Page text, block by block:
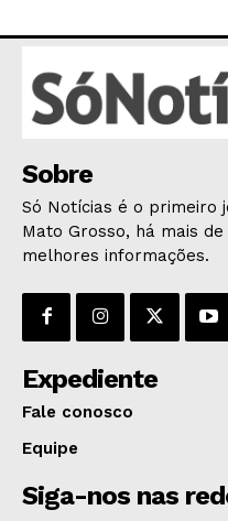
AGRONOTÍCIAS
Sobre
Só Notícias é o primeiro
Mato Grosso, há mais
melhores informações.
Expediente
Fale conosco
Equipe
Siga-nos nas